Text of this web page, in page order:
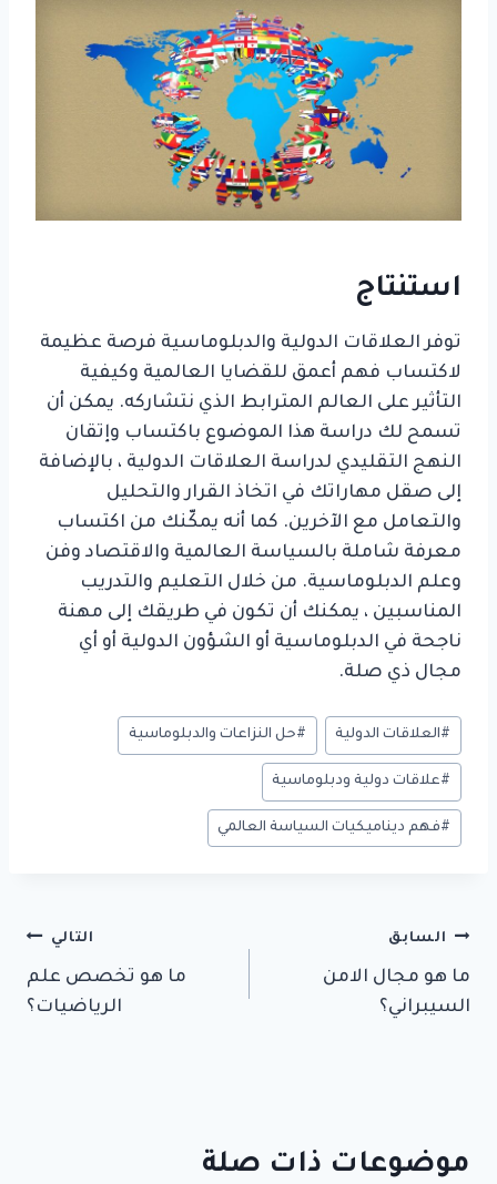
استنتاج
توفر العلاقات الدولية والدبلوماسية فرصة عظيمة
لاكتساب فهم أعمق للقضايا العالمية وكيفية
التأثير على العالم المترابط الذي نتشاركه. يمكن أن
تسمح لك دراسة هذا الموضوع باكتساب وإتقان
النهج التقليدي لدراسة العلاقات الدولية ، بالإضافة
إلى صقل مهاراتك في اتخاذ القرار والتحليل
والتعامل مع الآخرين. كما أنه يمكّنك من اكتساب
معرفة شاملة بالسياسة العالمية والاقتصاد وفن
وعلم الدبلوماسية. من خلال التعليم والتدريب
المناسبين ، يمكنك أن تكون في طريقك إلى مهنة
ناجحة في الدبلوماسية أو الشؤون الدولية أو أي
مجال ذي صلة.
وسوم
المقال:
#العلاقات الدولية #حل النزاعات والدبلوماسية
#علاقات دولية ودبلوماسية
#فهم ديناميكيات السياسة العالمي
تصفّح
المقالات
السابق
ما هو مجال الامن
السيبراني؟
التالي
ما هو تخصص علم
الرياضيات؟
موضوعات ذات صلة